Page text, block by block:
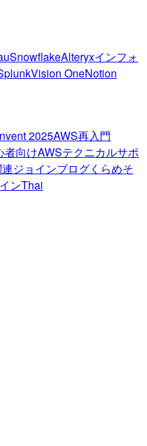
SnowflakeAlteryxインフォ
Vision OneNotion
2025AWS再入門
者向けAWSテクニカルサポ
ジョインブログくらめそ
ンThai